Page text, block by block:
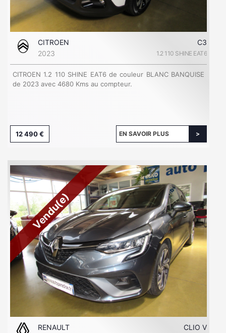
CITROEN
C3
2023
1.2 110 SHINE EAT6
CITROEN 1.2 110 SHINE EAT6 de couleur BLANC BANQUISE
de 2023 avec 4680 Kms au compteur.
12 490 € EN SAVOIR PLUS
Vendu(e)
RENAULT CLIO V